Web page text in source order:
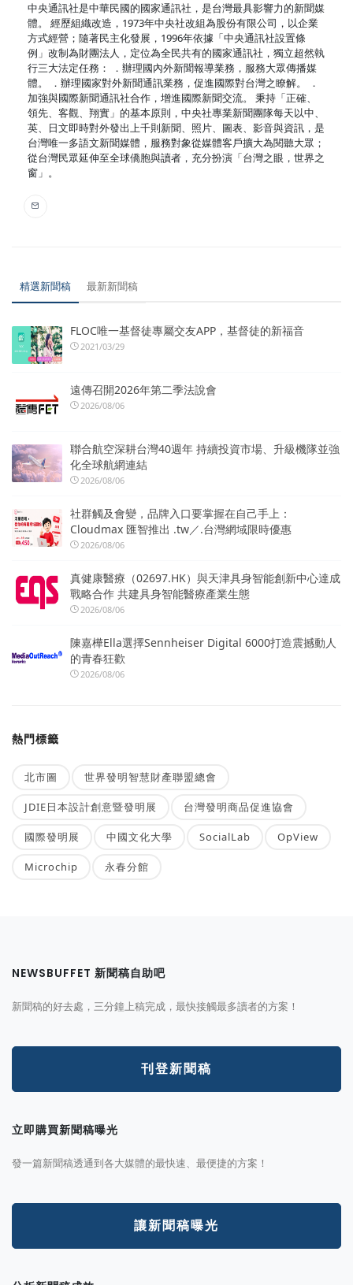
中央通訊社是中華民國的國家通訊社，是台灣最具影響力的新聞媒
體。 經歷組織改造，1973年中央社改組為股份有限公司，以企業
方式經營；隨著民主化發展，1996年依據「中央通訊社設置條
例」改制為財團法人，定位為全民共有的國家通訊社，獨立超然執
行三大法定任務： ．辦理國內外新聞報導業務，服務大眾傳播媒
體。 ．辦理國家對外新聞通訊業務，促進國際對台灣之瞭解。 ．
加強與國際新聞通訊社合作，增進國際新聞交流。 秉持「正確、
領先、客觀、翔實」的基本原則，中央社專業新聞團隊每天以中、
英、日文即時對外發出上千則新聞、照片、圖表、影音與資訊，是
台灣唯一多語文新聞媒體，服務對象從媒體客戶擴大為閱聽大眾；
從台灣民眾延伸至全球僑胞與讀者，充分扮演「台灣之眼，世界之
窗」。
精選新聞稿 最新新聞稿
FLOC唯一基督徒專屬交友APP，基督徒的新福音
2021/03/29
遠傳召開2026年第二季法說會
2026/08/06
聯合航空深耕台灣40週年 持續投資市場、升級機隊並強
化全球航網連結
2026/08/06
社群觸及會變，品牌入口要掌握在自己手上：
Cloudmax 匯智推出 .tw／.台灣網域限時優惠
2026/08/06
真健康醫療（02697.HK）與天津具身智能創新中心達成
戰略合作 共建具身智能醫療產業生態
2026/08/06
陳嘉樺Ella選擇Sennheiser Digital 6000打造震撼動人
的青春狂歡
2026/08/06
熱門標籤
北市圖 世界發明智慧財產聯盟總會
JDIE日本設計創意暨發明展 台灣發明商品促進協會
國際發明展 中國文化大學 SocialLab OpView
Microchip 永春分館
NEWSBUFFET 新聞稿自助吧
新聞稿的好去處，三分鐘上稿完成，最快接觸最多讀者的方案！
刊登新聞稿
立即購買新聞稿曝光
發一篇新聞稿透通到各大媒體的最快速、最便捷的方案！
讓新聞稿曝光